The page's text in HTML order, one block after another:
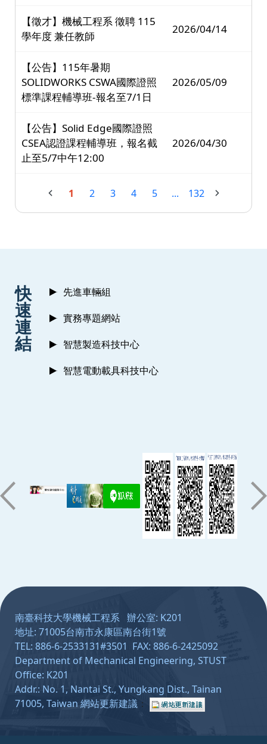
【徵才】機械工程系 徵聘 115
學年度 兼任教師
2026/04/14
【公告】115年暑期
SOLIDWORKS CSWA國際證照
標準課程輔導班-報名至7/1日
2026/05/09
【公告】Solid Edge國際證照
CSEA認證課程輔導班，報名截
止至5/7中午12:00
2026/04/30
1 2 3 4 5 ... 132
快
速
連
結
先進車輛組
實務專題網站
智慧製造科技中心
智慧電動載具科技中心
南臺科技大學機械工程系 辦公室: K201
地址: 71005台南市永康區南台街1號
TEL: 886-6-2533131#3501 FAX: 886-6-2425092
Department of Mechanical Engineering, STUST
Office: K201
Addr.: No. 1, Nantai St., Yungkang Dist., Tainan
71005, Taiwan 網站更新建議 ：